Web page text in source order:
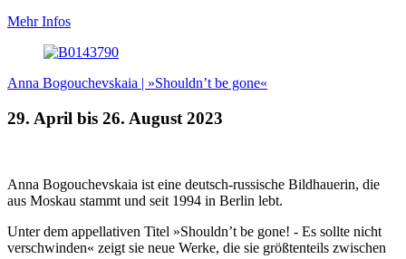
Mehr Infos
Anna Bogouchevskaia | »Shouldn’t be gone«
29. April bis 26. August 2023
Anna Bogouchevskaia ist eine deutsch-russische Bildhauerin, die
aus Moskau stammt und seit 1994 in Berlin lebt.
Unter dem appellativen Titel »Shouldn’t be gone! - Es sollte nicht
verschwinden« zeigt sie neue Werke, die sie größtenteils zwischen